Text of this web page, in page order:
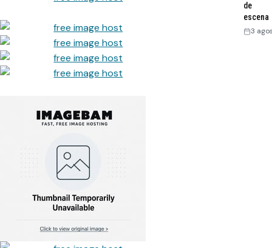
de
escena
3